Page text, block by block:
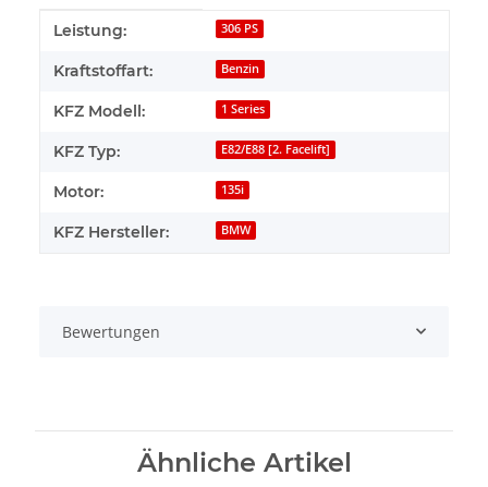
Produkteigenschaft
Wert
Leistung: 306 PS
Kraftstoffart: Benzin
KFZ Modell: 1 Series
KFZ Typ: E82/E88 [2. Facelift]
Motor: 135i
KFZ Hersteller: BMW
Bewertungen
Ähnliche Artikel